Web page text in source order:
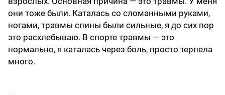
они тоже были. Каталась со сломанными руками,
ногами, травмы спины были сильные, я до сих пор
это расхлебываю. В спорте травмы — это
нормально, я каталась через боль, просто терпела
много.